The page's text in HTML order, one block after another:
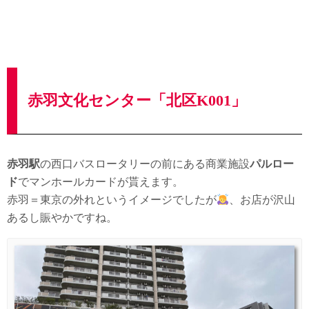
赤羽文化センター「北区K001」
赤羽駅の西口バスロータリーの前にある商業施設パルロー
ドでマンホールカードが貰えます。
赤羽＝東京の外れというイメージでしたが
、お店が沢山
あるし賑やかですね。